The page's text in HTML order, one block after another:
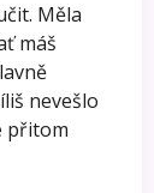
Měla
máš
nevešlo
přitom